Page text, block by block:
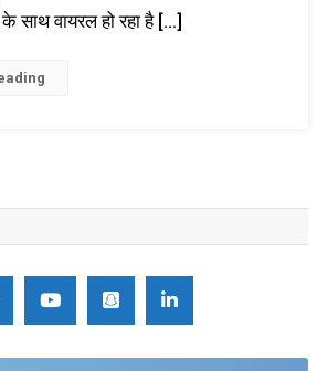
साथ वायरल हो रहा है […]